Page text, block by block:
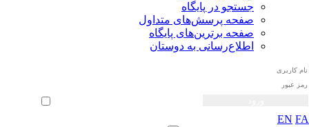
جستجو در پایگاه
صفحه پرسش‌های متداول
صفحه برترین‌های پایگاه
اطلاع‌رسانی به دوستان
ورود خودکار
EN